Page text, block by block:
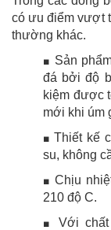
có ưu điểm vượt
thường khác.
■ Sản
đá bởi độ
kiệm được
mới khi úm
■Thiết kế
su, không
■ Chịu
210 độ C.
■ Với